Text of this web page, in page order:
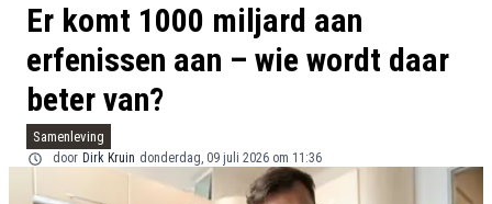
Er komt 1000 miljard aan
erfenissen aan – wie wordt daar
beter van?
Samenleving
door Dirk Kruin donderdag, 09 juli 2026 om 11:36